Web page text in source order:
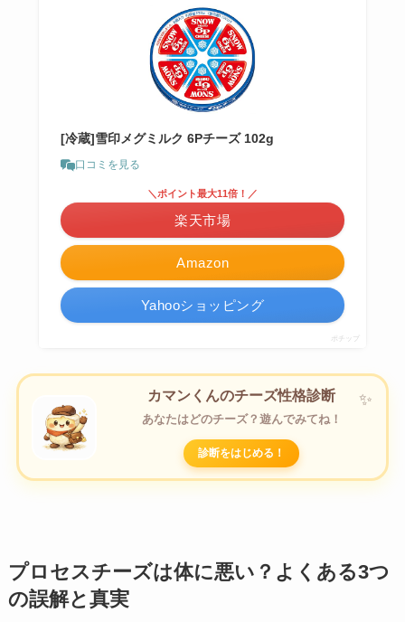
[冷蔵]雪印メグミルク 6Pチーズ 102g
口コミを見る
Amazon
＼ポイント最大11倍！／
楽天市場
Yahooショッピング
ポチップ
カマンくんのチーズ性格診断
あなたはどのチーズ？遊んでみてね！
診断をはじめる！
プロセスチーズは体に悪い？よくある3つ
の誤解と真実